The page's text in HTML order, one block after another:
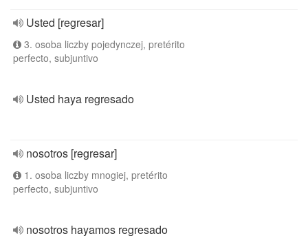
Usted [regresar]
3. osoba liczby pojedynczej, pretérito
perfecto, subjuntivo
Usted haya regresado
nosotros [regresar]
1. osoba liczby mnogiej, pretérito
perfecto, subjuntivo
nosotros hayamos regresado